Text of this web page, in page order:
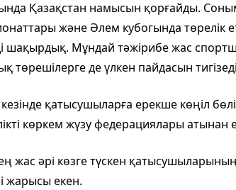
Қазақстан намысын қорғайды.
және Әлем кубогында төрелік
шақырдық. Мұндай тәжірибе жас
төрешілерге де үлкен пайдасын
қатысушыларға ерекше көңіл
көркем жүзу федерациялары атынан
жас әрі көзге түскен қатысушыларының
жарысы екен.